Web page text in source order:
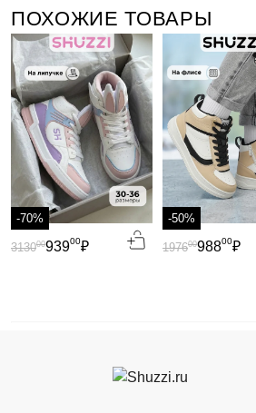
ПОХОЖИЕ ТОВАРЫ
-70%
93900₽
313000
-50%
98800₽
197600